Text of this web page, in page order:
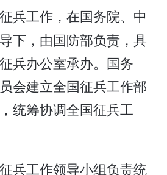
兵工作，在国务院、中
下，由国防部负责，具
兵办公室承办。国务
会建立全国征兵工作部
统筹协调全国征兵工
兵工作领导小组负责统